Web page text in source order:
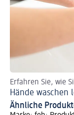
Erfahren Sie, wie
Hände waschen
Ähnliche